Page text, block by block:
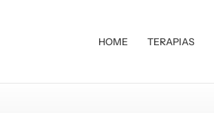
HOME TERAPIAS